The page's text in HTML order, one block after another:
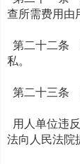
查所需费用由
第二十二条
私。
第二十三条
用人单位违
法向人民法院